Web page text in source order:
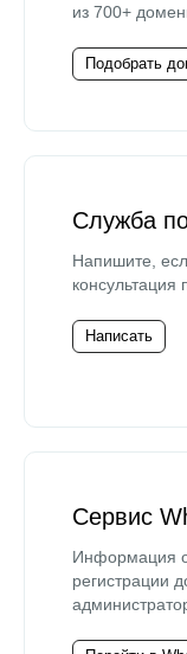
из 700+
Подобрать
Служба
Напишите,
консультация
Написать
Сервис
Информация о
регистрации